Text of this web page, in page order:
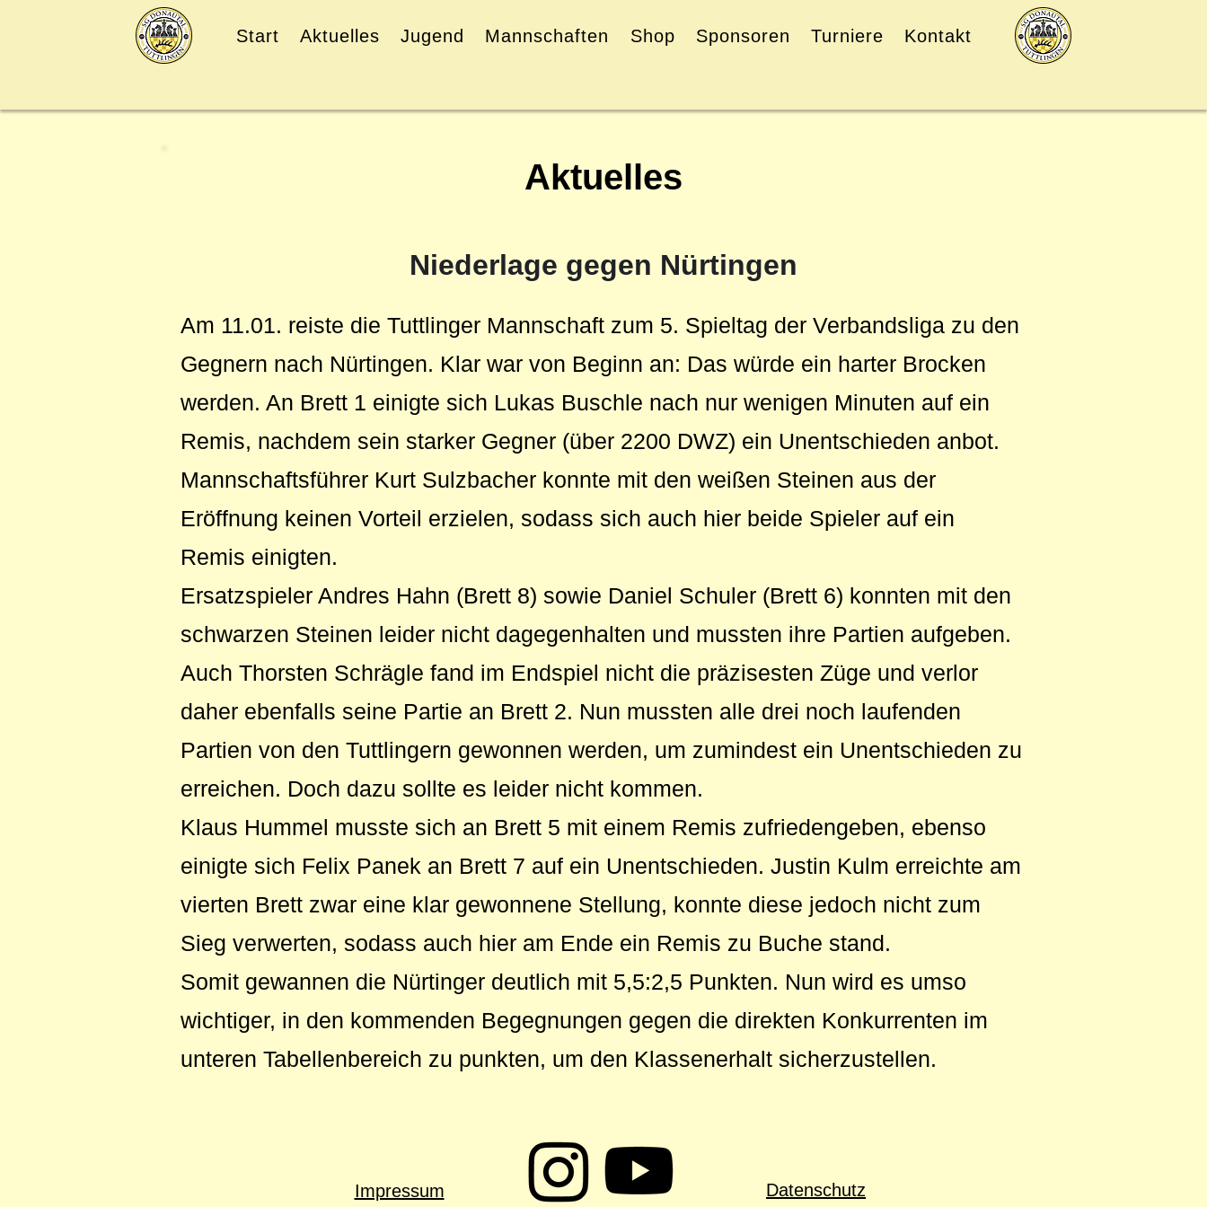
Start Aktuelles Jugend Mannschaften Shop Sponsoren Turniere Kontakt
Aktuelles
Niederlage gegen Nürtingen
Am 11.01. reiste die Tuttlinger Mannschaft zum 5. Spieltag der Verbandsliga zu den
Gegnern nach Nürtingen. Klar war von Beginn an: Das würde ein harter Brocken
werden. An Brett 1 einigte sich Lukas Buschle nach nur wenigen Minuten auf ein
Remis, nachdem sein starker Gegner (über 2200 DWZ) ein Unentschieden anbot.
Mannschaftsführer Kurt Sulzbacher konnte mit den weißen Steinen aus der
Eröffnung keinen Vorteil erzielen, sodass sich auch hier beide Spieler auf ein
Remis einigten.
Ersatzspieler Andres Hahn (Brett 8) sowie Daniel Schuler (Brett 6) konnten mit den
schwarzen Steinen leider nicht dagegenhalten und mussten ihre Partien aufgeben.
Auch Thorsten Schrägle fand im Endspiel nicht die präzisesten Züge und verlor
daher ebenfalls seine Partie an Brett 2. Nun mussten alle drei noch laufenden
Partien von den Tuttlingern gewonnen werden, um zumindest ein Unentschieden zu
erreichen. Doch dazu sollte es leider nicht kommen.
Klaus Hummel musste sich an Brett 5 mit einem Remis zufriedengeben, ebenso
einigte sich Felix Panek an Brett 7 auf ein Unentschieden. Justin Kulm erreichte am
vierten Brett zwar eine klar gewonnene Stellung, konnte diese jedoch nicht zum
Sieg verwerten, sodass auch hier am Ende ein Remis zu Buche stand.
Somit gewannen die Nürtinger deutlich mit 5,5:2,5 Punkten. Nun wird es umso
wichtiger, in den kommenden Begegnungen gegen die direkten Konkurrenten im
unteren Tabellenbereich zu punkten, um den Klassenerhalt sicherzustellen.
Impressum Datenschutz